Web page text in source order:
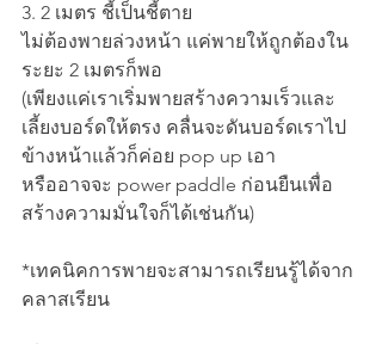
3. 2 เมตร ชี้เป็นชี้ตาย
ไม่ต้องพายล่วงหน้า แค่พายให้ถูกต้องใน
ระยะ 2 เมตรก็พอ
(เพียงแค่เราเริ่มพายสร้างความเร็วและ
เลี้ยงบอร์ดให้ตรง คลื่นจะดันบอร์ดเราไป
ข้างหน้าแล้วก็ค่อย pop up เอา
หรืออาจจะ power paddle ก่อนยืนเพื่อ
สร้างความมั่นใจก็ได้เช่นกัน)
*เทคนิคการพายจะสามารถเรียนรู้ได้จาก
คลาสเรียน